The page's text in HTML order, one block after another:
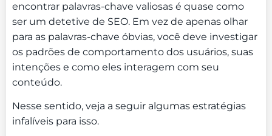
encontrar palavras-chave valiosas é quase como
ser um detetive de SEO. Em vez de apenas olhar
para as palavras-chave óbvias, você deve investigar
os padrões de comportamento dos usuários, suas
intenções e como eles interagem com seu
conteúdo.
Nesse sentido, veja a seguir algumas estratégias
infalíveis para isso.